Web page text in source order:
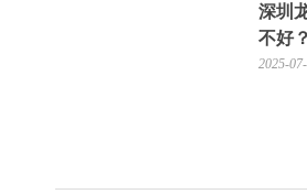
深圳
不好？
2025-